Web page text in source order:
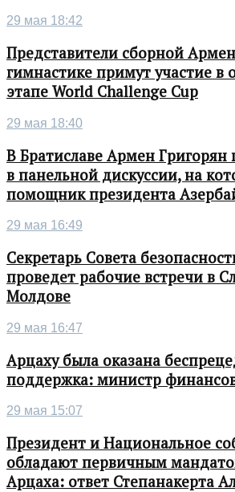
29 мая 18:42
Представители сборной
гимнастике примут участие в
этапе World Challenge Cup
29 мая 18:40
В Братиславе Армен Григорян
в панельной дискуссии, на
помощник президента
29 мая 16:49
Секретарь Совета
проведет рабочие встречи в
Молдове
29 мая 16:47
Арцаху была оказана
поддержка: министр
29 мая 15:07
Президент и Национальное
обладают первичным
Арцаха: ответ Степанакерта